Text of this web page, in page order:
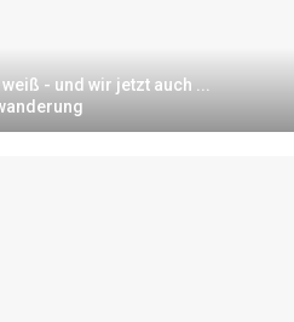
- und wir jetzt auch ...